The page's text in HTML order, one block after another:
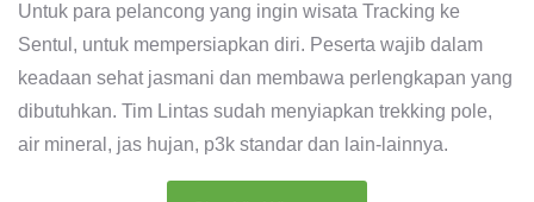
Untuk para pelancong yang ingin wisata Tracking ke
Sentul, untuk mempersiapkan diri. Peserta wajib dalam
keadaan sehat jasmani dan membawa perlengkapan yang
dibutuhkan. Tim Lintas sudah menyiapkan trekking pole,
air mineral, jas hujan, p3k standar dan lain-lainnya.